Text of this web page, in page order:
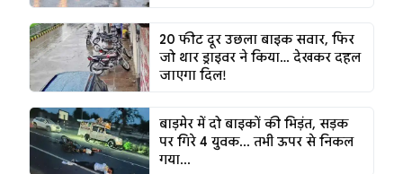
20 फीट दूर उछला बाइक सवार, फिर
जो थार ड्राइवर ने किया… देखकर दहल
जाएगा दिल!
बाड़मेर में दो बाइकों की भिड़ंत, सड़क
पर गिरे 4 युवक... तभी ऊपर से निकल
गया...